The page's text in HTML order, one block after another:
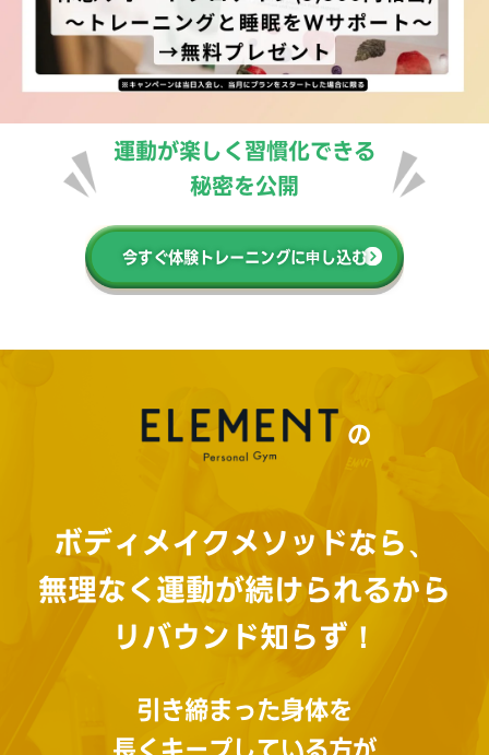
運動が楽しく習慣化できる
秘密を公開
今すぐ体験トレーニングに申し込む
の
ボディメイクメソッドなら、
無理なく運動が続けられるから
リバウンド知らず！
引き締まった身体を